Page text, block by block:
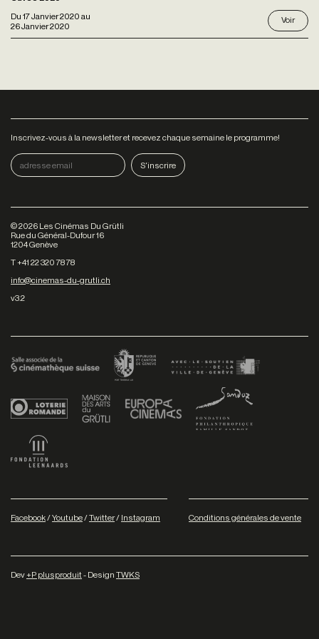
Du 17 Janvier 2020 au
26 Janvier 2020
Voir
Inscrivez-vous à la newsletter et recevez chaque semaine le programme!
©2026 Les Cinémas Du Grütli
Rue du Général-Dufour 16
1204 Genève
T +41 22 320 78 78
info@cinemas-du-grutli.ch
v3.2
Facebook/Youtube/Twitter/ Instagram Conditions générales de vente
Dev+P plusproduit- Design TWKS